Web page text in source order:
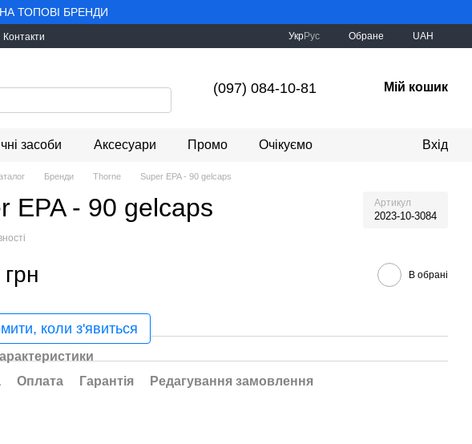
ТОПОВІ БРЕНДИ
Контакти УкрРус Обране UAH
(097) 084-10-81 Мій кошик
засоби Аксесуари Промо Очікуємо Вхід
Бренди Thorne Super EPA - 90 gelcaps
EPA - 90 gelcaps Артикул
2023-10-3084
В обрані
коли з'явиться
Оплата Гарантія Редагування замовлення